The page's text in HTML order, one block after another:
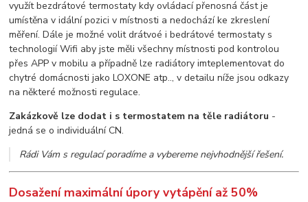
využít bezdrátové termostaty kdy ovládací přenosná část je
umístěna v idální pozici v místnosti a nedochází ke zkreslení
měření. Dále je možné volit drátvoé i bedrátové termostaty s
technologií Wifi aby jste měli všechny místnosti pod kontrolou
přes APP v mobilu a případně lze radiátory imteplementovat do
chytré domácnosti jako LOXONE atp.., v detailu níže jsou odkazy
na některé možnosti regulace.
Zakázkově lze dodat i s termostatem na těle radiátoru -
jedná se o individuální CN.
Rádi Vám s regulací poradíme a vybereme nejvhodnější řešení.
Dosažení maximální úpory vytápění až 50%